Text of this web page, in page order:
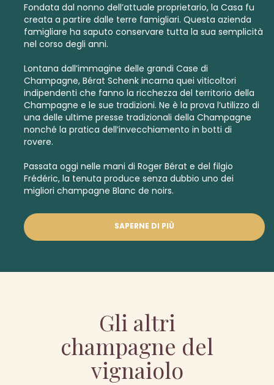
Fondata dal nonno dell’attuale proprietario, la Casa fu
creata a partire dalle terre famigliari. Questa azienda
famigliare ha saputo conservare tutta la sua semplicità
nel corso degli anni.
Lontana dall’immagine delle grandi Case di
Champagne, Bérat Schenk incarna quei viticoltori
indipendenti che fanno la ricchezza del territorio della
Champagne e le sue tradizioni. Ne è la prova l’utilizzo di
una delle ultime presse tradizionali della Champagne
nonché la pratica dell’invecchiamento in botti di
rovere.
Passata oggi nelle mani di Roger Bérat e del filgio
Frédéric, la tenuta produce senza dubbio uno dei
migliori champagne Blanc de noirs.
SAPERNE DI PIÙ
Gli altri
champagne del
vignaiolo